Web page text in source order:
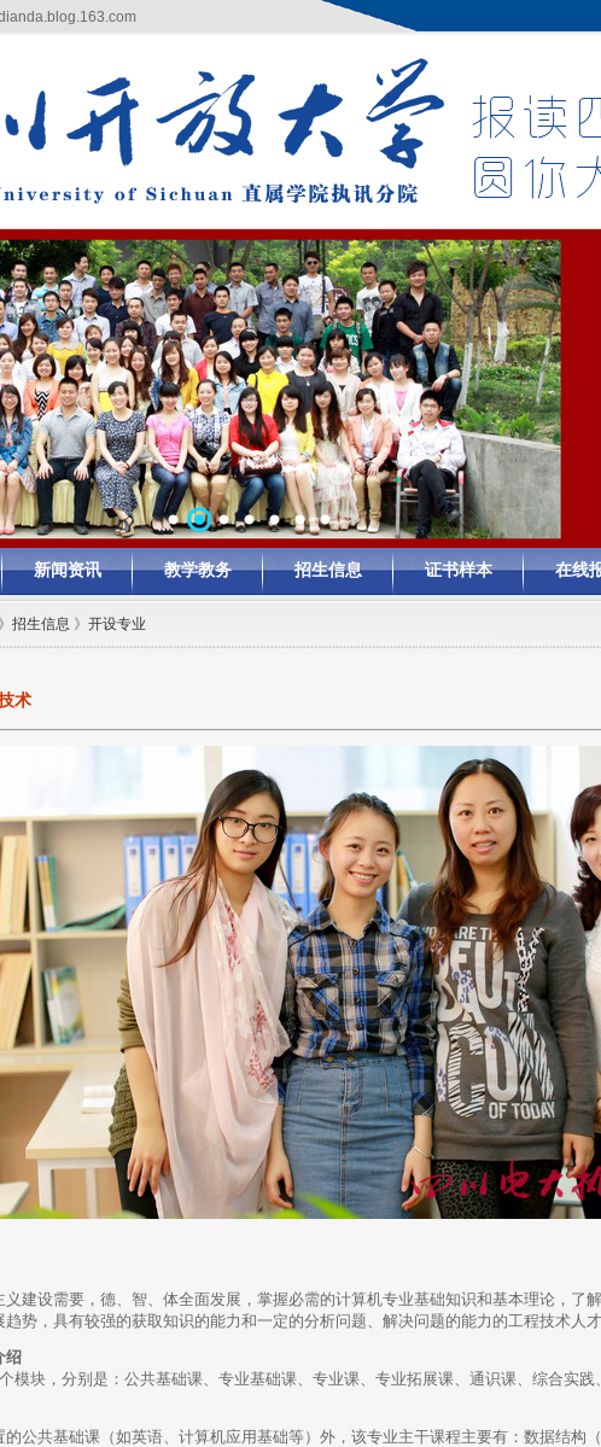
新闻资讯 教学教务 招生信息 证书样本 在线
》 招生信息 》 开设专业
术
义建设需要，德、智、体全面发展，掌握必需的计算机专业基础知识和基本理论，了
趋势，具有较强的获取知识的能力和一定的分析问题、解决问题的能力的工程技术人才
绍
模块，分别是： 公共基础课、专业基础课、专业课、专业拓展课、通识课、综合实践
的公共基础课（如英语、计算机应用基础等）外，该专业主干课程主要有：数据结构